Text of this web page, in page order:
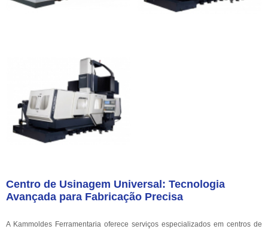
Centro de Usinagem Universal: Tecnologia
Avançada para Fabricação Precisa
A Kammoldes Ferramentaria oferece serviços especializados em centros de